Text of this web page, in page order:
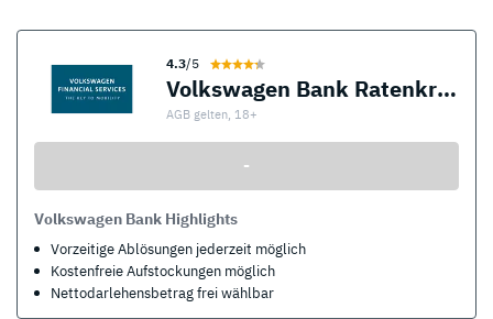
4.3/5
Volkswagen Bank Ratenkredit
AGB gelten, 18+
-
Volkswagen Bank Highlights
Vorzeitige Ablösungen jederzeit möglich
Kostenfreie Aufstockungen möglich
Nettodarlehensbetrag frei wählbar